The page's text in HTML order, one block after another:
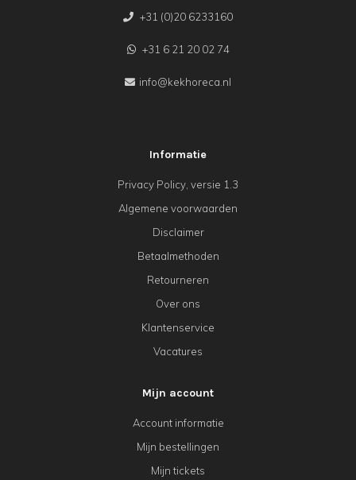
+31 (0)20 6233160
+31 6 21 20 02 74
info@kekhoreca.nl
Informatie
Privacy Policy, versie 1.3
Algemene voorwaarden
Disclaimer
Betaalmethoden
Retourneren
Over ons
Klantenservice
Vacatures
Mijn account
Account informatie
Mijn bestellingen
Mijn tickets